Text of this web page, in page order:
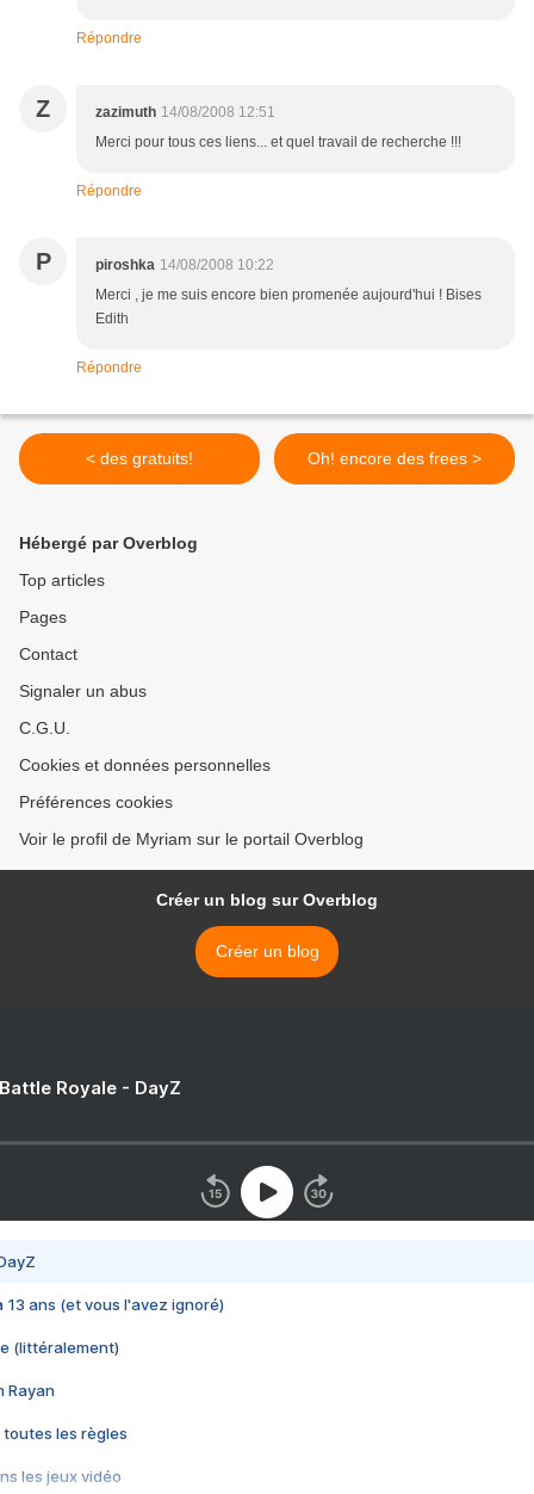
Répondre
Z zazimuth 14/08/2008 12:51
Merci pour tous ces liens... et quel travail de recherche !!!
Répondre
P piroshka 14/08/2008 10:22
Merci , je me suis encore bien promenée aujourd'hui ! Bises
Edith
Répondre
< des gratuits! Oh! encore des frees >
Hébergé par Overblog
Top articles
Pages
Contact
Signaler un abus
C.G.U.
Cookies et données personnelles
Préférences cookies
Voir le profil de Myriam sur le portail Overblog
Créer un blog sur Overblog
Créer un blog
Royale - DayZ
13 ans (et vous l'avez ignoré)
(littéralement)
Rayan
toutes les règles
les jeux vidéo